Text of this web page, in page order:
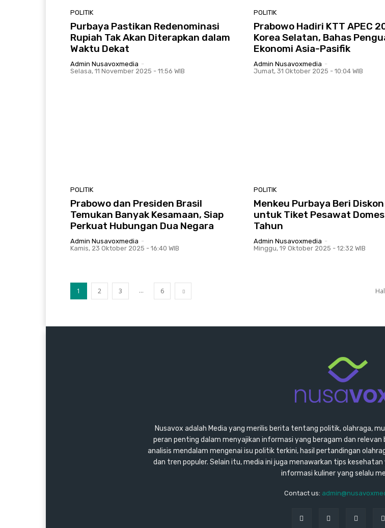
POLITIK
Purbaya Pastikan Redenominasi
Rupiah Tak Akan Diterapkan dalam
Waktu Dekat
Admin Nusavoxmedia -
Selasa, 11 November 2025 - 11:56 WIB
POLITIK
Prabowo Hadiri KTT APEC
Korea Selatan, Bahas
Ekonomi Asia-Pasifik
Admin Nusavoxmedia -
Jumat, 31 Oktober 2025 - 10:04 WIB
POLITIK
Prabowo dan Presiden Brasil
Temukan Banyak Kesamaan, Siap
Perkuat Hubungan Dua Negara
Admin Nusavoxmedia -
Kamis, 23 Oktober 2025 - 16:40 WIB
POLITIK
Menkeu Purbaya Beri Diskon
untuk Tiket Pesawat
Tahun
Admin Nusavoxmedia -
Minggu, 19 Oktober 2025 - 12:32 WIB
1 2 3 ... 6
Nusavox adalah Media yang merilis berita tentang politik, olahraga,
peran penting dalam menyajikan informasi yang beragam dan relevan
analisis mendalam mengenai isu politik terkini, hasil pertandingan
dan tren populer. Selain itu, media ini juga menawarkan tips
informasi kuliner yang selalu
Contact us: